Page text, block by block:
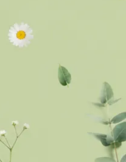
pere kosu i vraća
Svojstva: – Temeljito